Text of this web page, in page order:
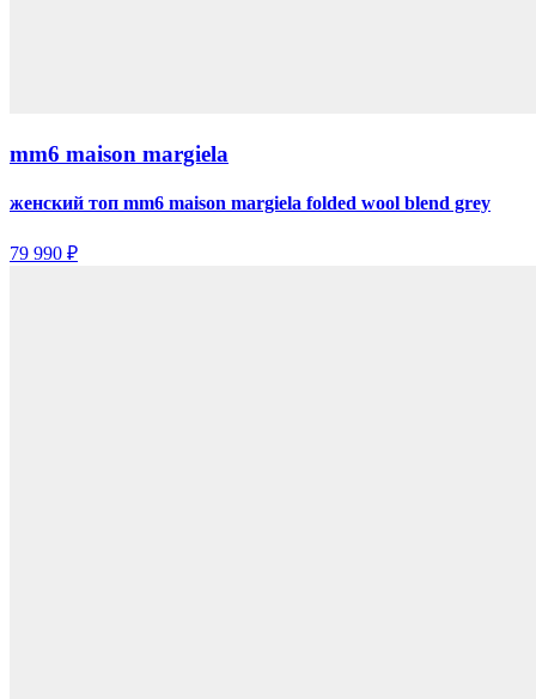
mm6 maison margiela
женский топ mm6 maison margiela folded wool blend grey
79 990 ₽